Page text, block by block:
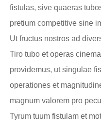
fistulas, sive quaeras
pretium competitive sine
Ut fructus nostros ad
Tiro tubo et operas
providemus, ut singulae
operationes et
magnum valorem pro
Tyrum tuum fistulam et